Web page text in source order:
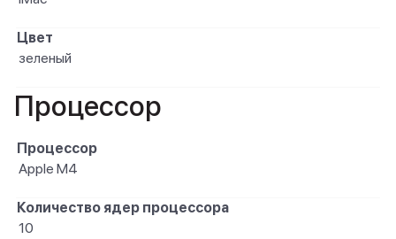
Цвет
зеленый
Процессор
Процессор
Apple M4
Количество ядер процессора
10